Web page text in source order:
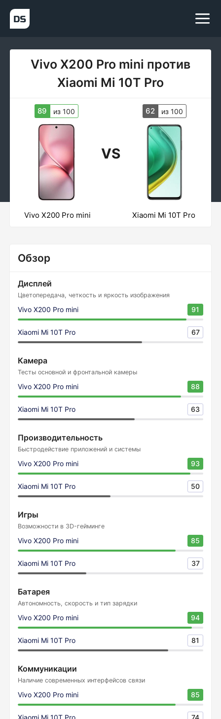
Vivo X200 Pro mini против
Xiaomi Mi 10T Pro
89 из 100
VS
62 из 100
Vivo X200 Pro mini Xiaomi Mi 10T Pro
Обзор
Дисплей
Цветопередача, четкость и яркость изображения
Vivo X200 Pro mini 91
Xiaomi Mi 10T Pro 67
Камера
Тесты основной и фронтальной камеры
Vivo X200 Pro mini 88
Xiaomi Mi 10T Pro 63
Производительность
Быстродействие приложений и системы
Vivo X200 Pro mini 93
Xiaomi Mi 10T Pro 50
Игры
Возможности в 3D-гейминге
Vivo X200 Pro mini 85
Xiaomi Mi 10T Pro 37
Батарея
Автономность, скорость и тип зарядки
Vivo X200 Pro mini 94
Xiaomi Mi 10T Pro 81
Коммуникации
Наличие современных интерфейсов связи
Vivo X200 Pro mini 85
Xiaomi Mi 10T Pro 74